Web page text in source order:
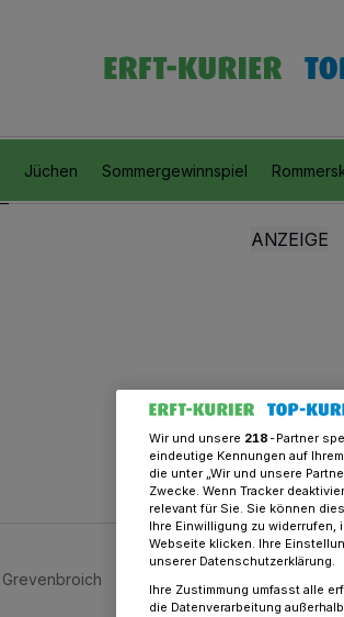
Jüchen Sommergewinnspiel
Grevenbroich
Wir und unsere 218-Partner
eindeutige Kennungen auf
die unter „Wir und unsere
Zwecke. Wenn Tracker
relevant für Sie. Sie können
Ihre Einwilligung zu widerrufen,
Webseite klicken. Ihre
unserer Datenschutzerklärung.
Ihre Zustimmung umfasst alle
die Datenverarbeitung